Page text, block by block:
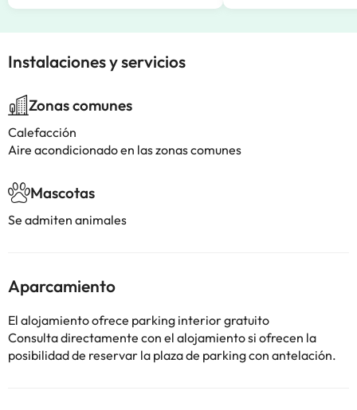
Instalaciones y servicios
Zonas comunes
Calefacción
Aire acondicionado en las zonas comunes
Mascotas
Se admiten animales
Aparcamiento
El alojamiento ofrece parking interior gratuito
Consulta directamente con el alojamiento si ofrecen la
posibilidad de reservar la plaza de parking con antelación.